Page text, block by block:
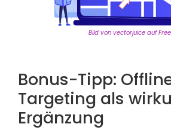
Bild von vectorjuice auf
Bonus-Tipp:
Targeting als
Ergänzung